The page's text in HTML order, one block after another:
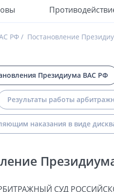
РФ Постановление
Президиума ВАС РФ
Результаты работы
наказания в виде
СУД